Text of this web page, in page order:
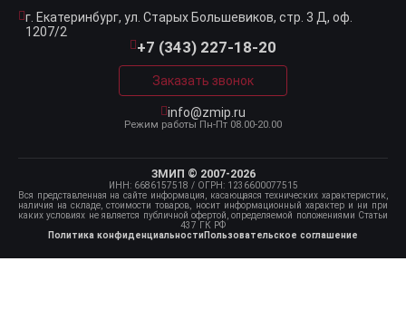
г. Екатеринбург, ул. Старых Большевиков, стр. 3 Д, оф.
1207/2
+7 (343) 227-18-20
Заказать звонок
info@zmip.ru
Режим работы Пн-Пт 08.00-20.00
ЗМИП © 2007-2026
ИНН: 6686157518 / ОГРН: 1236600077515
Вся представленная на сайте информация, касающаяся технических характеристик,
наличия на складе, стоимости товаров, носит информационный характер и ни при
каких условиях не является публичной офертой, определяемой положениями Статьи
437 ГК РФ
Политика конфиденциальности Пользовательское соглашение